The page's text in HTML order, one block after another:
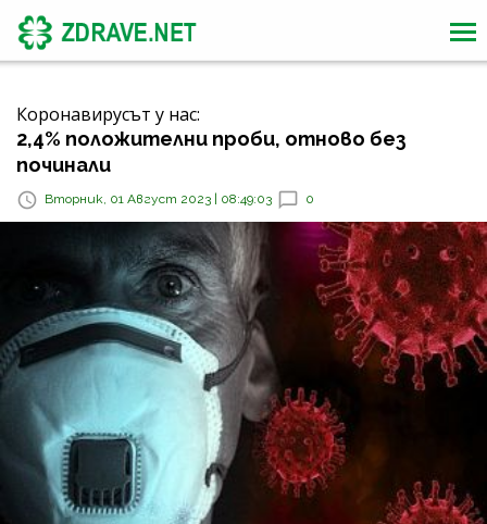
Коронавирусът у нас:
2,4% положителни проби, отново без
починали
Вторник, 01 Август 2023 | 08:49:03 0